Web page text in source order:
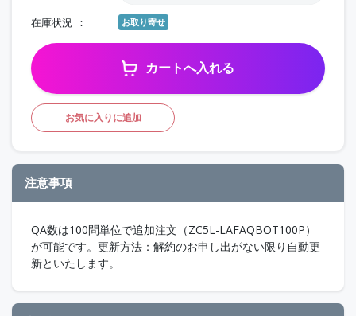
在庫状況 お取り寄せ
カートへ入れる
お気に入りに追加
注意事項
QA数は100問単位で追加注文（ZC5L-LAFAQBOT100P）
が可能です。更新方法：解約のお申し出がない限り自動更
新といたします。